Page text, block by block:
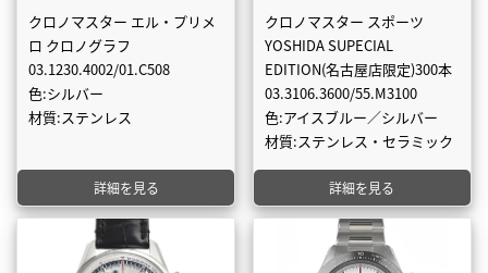
クロノマスター エル・プリメ
ロ クロノグラフ
03.1230.4002/01.C508
色:シルバー
材質:ステンレス
詳細を見る
クロノマスター スポーツ
YOSHIDA SUPECIAL
EDITION(名古屋店限定)300本
03.3106.3600/55.M3100
色:アイスブルー／シルバー
材質:ステンレス・セラミック
詳細を見る